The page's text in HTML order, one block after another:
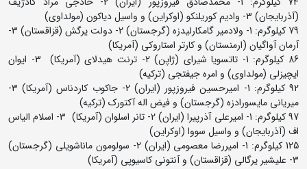
(آذربایجان) 3- وادیم کوریلنکو (اوکراین) و واسیل دیاکون (مولداوی)
79 کیلوگرم: 1- ولادمیر گامکارلیدزه (گرجستان) 2- دولت یرگش (قزاقستان) 3-
آرمان آواگیان (ارمنستان) و کارتر استاروکی (آمریکا)
86 کیلوگرم: 1- تاتسویا شیرای (ژاپن) 2- ترنت هیدلای (آمریکا) 3- ایوان
ایچیزلی (مولداوی) و امره جیفتجی (ترکیه)
92 کیلوگرم: 1- امیرحسین فیروزپور (ایران) 2- جاکوب کاردناس (آمریکا) 3-
میریانی مایسورادزه (گرجستان) و فیض اله آکتورک (ترکیه)
97 کیلوگرم: 1- امیرعلی آذرپیرا (ایران) 2- تانر اسلوان (آمریکا) 3- اسلام الیاس
اف (آذربایجان) و واسیل سووا (اوکراین)
125 کیلوگرم: 1- امیررضا معصومی (ایران) 2- سولومون ماناشویلی (گرجستان)
3- علیشیر یرگالی (قزاقستان) و آنتونی کاسیوپی (آمریکا)